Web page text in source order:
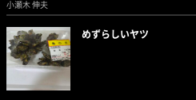
小瀬木 伸夫
めずらしいヤツ